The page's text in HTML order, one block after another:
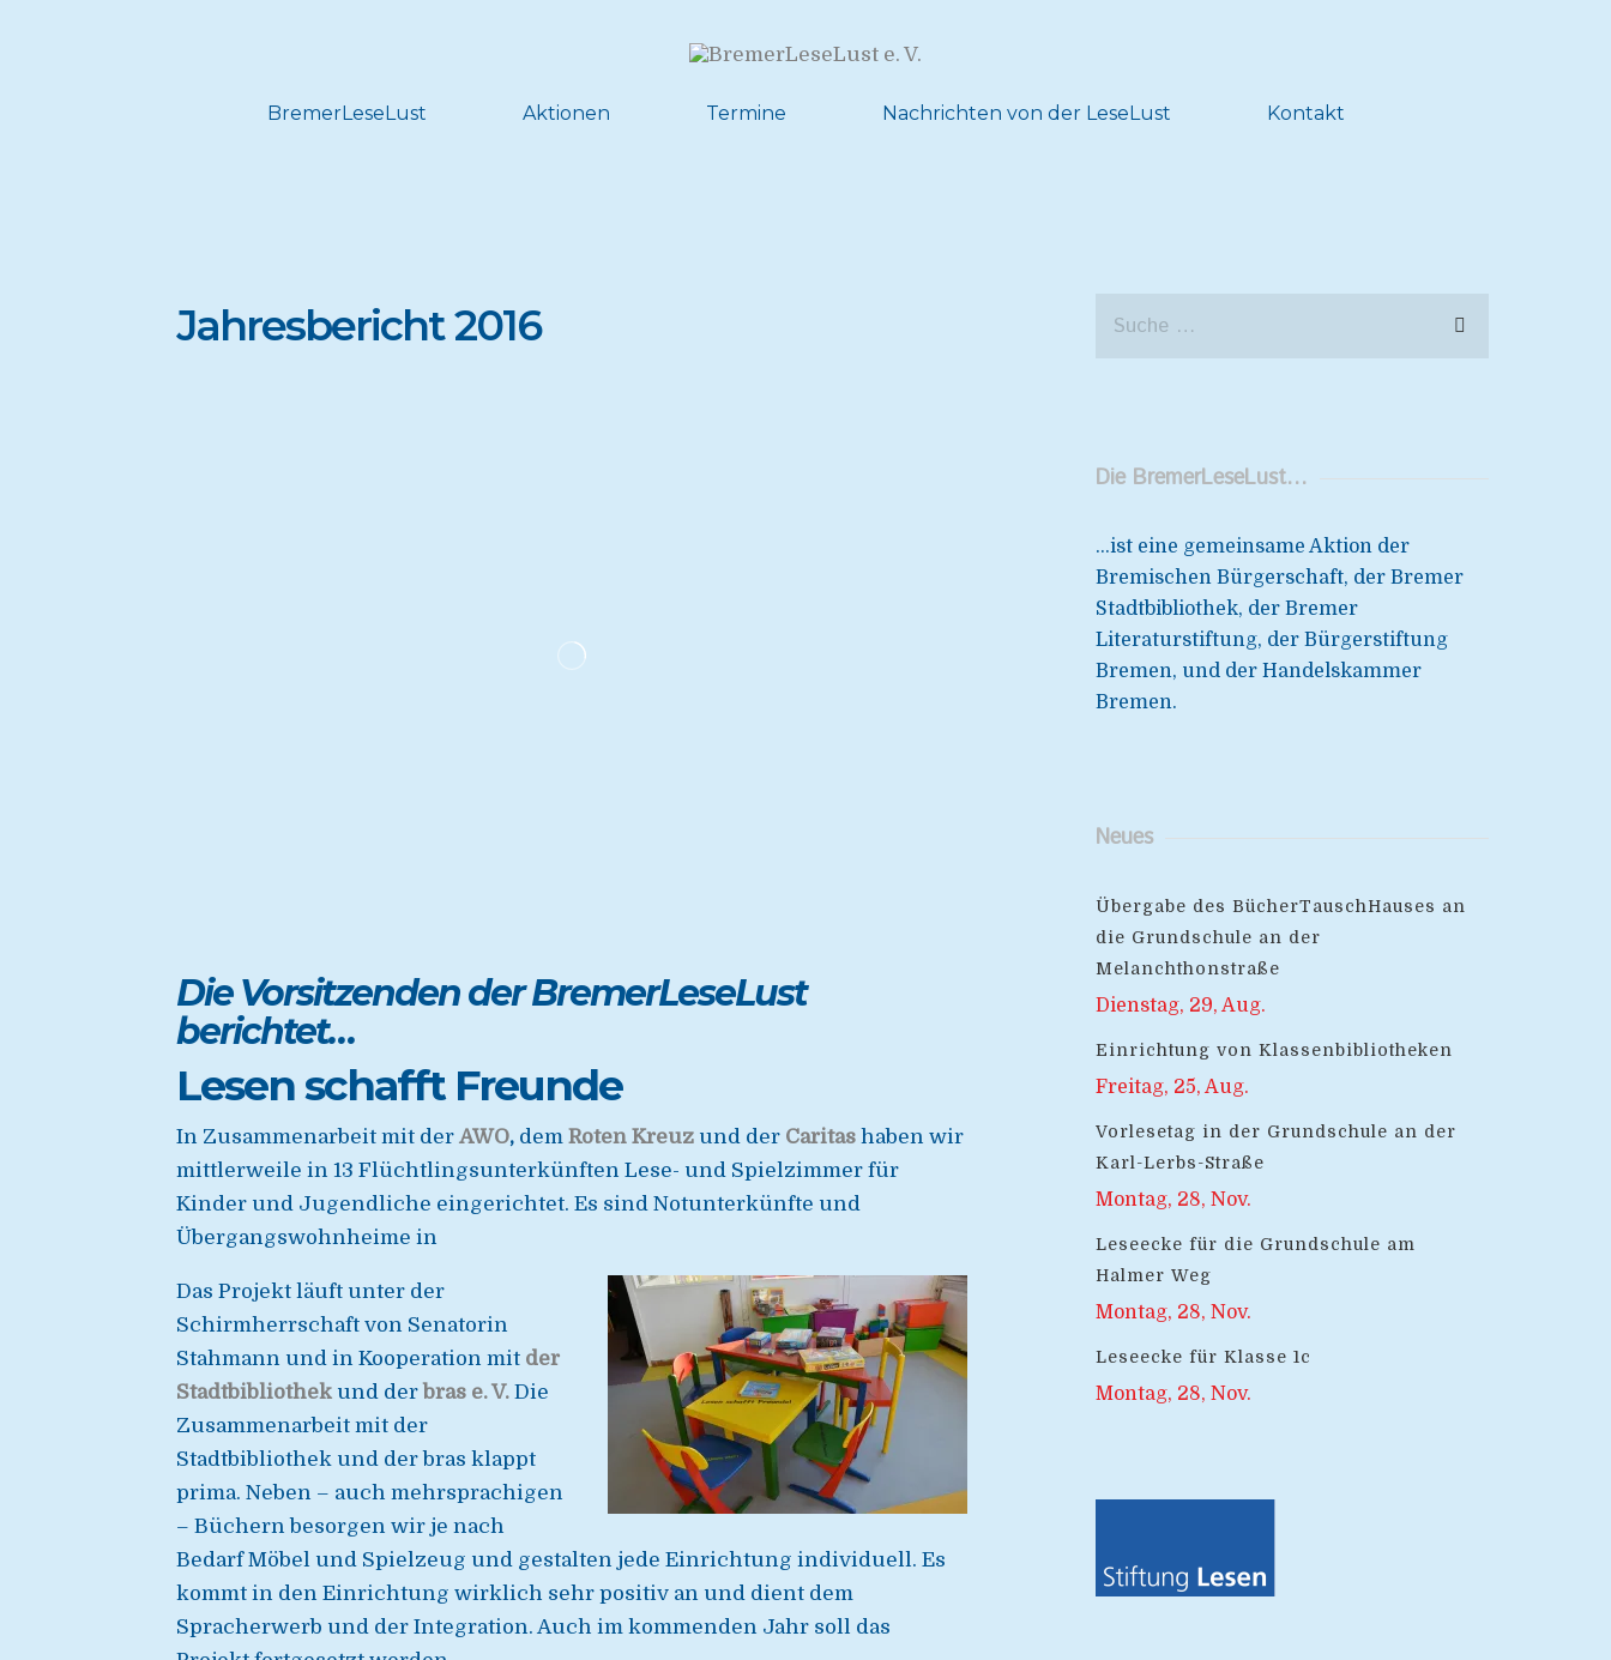
BremerLeseLust Aktionen Termine Nachrichten von der LeseLust Kontakt
Jahresbericht 2016
DieVorsitzenden der BremerLeseLust
berichtet…
Lesen schafft Freunde
In Zusammenarbeit mit der AWO, dem Roten Kreuz und der Caritas haben wir
mittlerweile in 13 Flüchtlingsunterkünften Lese- und Spielzimmer für
Kinder und Jugendliche eingerichtet. Es sind Notunterkünfte und
Übergangswohnheime in
Das Projekt läuft unter der
Schirmherrschaft von Senatorin
Stahmann und in Kooperation mit der
Stadtbibliothek und derbras e. V. Die
Zusammenarbeit mit der
Stadtbibliothek und der bras klappt
prima. Neben – auch mehrsprachigen
– Büchern besorgen wir je nach
Bedarf Möbel und Spielzeug und gestalten jede Einrichtung individuell. Es
kommt in den Einrichtung wirklich sehr positiv an und dient dem
Spracherwerb und der Integration. Auch im kommenden Jahr soll das
Die BremerLeseLust…
...ist eine gemeinsame Aktion der
Bremischen Bürgerschaft, der Bremer
Stadtbibliothek, der Bremer
Literaturstiftung, der Bürgerstiftung
Bremen, und der Handelskammer
Bremen.
Neues
Übergabe des BücherTauschHauses an
die Grundschule an der
Melanchthonstraße
Dienstag, 29, Aug.
Einrichtung von Klassenbibliotheken
Freitag, 25, Aug.
Vorlesetag in der Grundschule an der
Karl-Lerbs-Straße
Montag, 28, Nov.
Leseecke für die Grundschule am
Halmer Weg
Montag, 28, Nov.
Leseecke für Klasse 1c
Montag, 28, Nov.